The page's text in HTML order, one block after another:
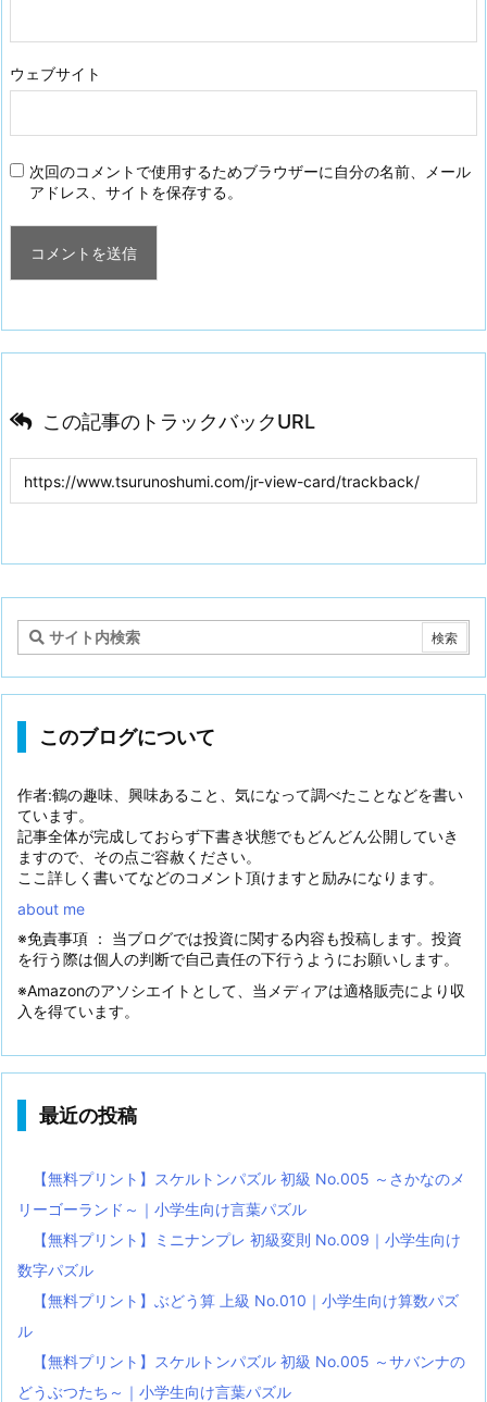
ウェブサイト
次回のコメントで使用するためブラウザーに自分の名前、メール
アドレス、サイトを保存する。
この記事のトラックバックURL
このブログについて
作者:鶴の趣味、興味あること、気になって調べたことなどを書い
ています。
記事全体が完成しておらず下書き状態でもどんどん公開していき
ますので、その点ご容赦ください。
ここ詳しく書いてなどのコメント頂けますと励みになります。
about me
※免責事項 ： 当ブログでは投資に関する内容も投稿します。投資
を行う際は個人の判断で自己責任の下行うようにお願いします。
※Amazonのアソシエイトとして、当メディアは適格販売により収
入を得ています。
最近の投稿
【無料プリント】スケルトンパズル 初級 No.005 ～さかなのメ
リーゴーランド～｜小学生向け言葉パズル
【無料プリント】ミニナンプレ 初級変則 No.009｜小学生向け
数字パズル
【無料プリント】ぶどう算 上級 No.010｜小学生向け算数パズ
ル
【無料プリント】スケルトンパズル 初級 No.005 ～サバンナの
どうぶつたち～｜小学生向け言葉パズル